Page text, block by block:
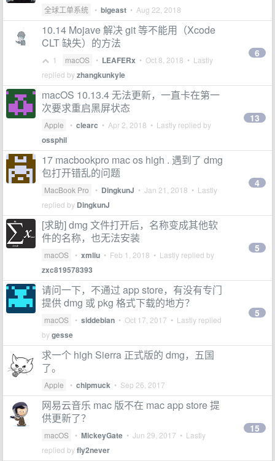
全球工单系统 • bigeast • Aug 22, 2018
10.14 Mojave 解决 git 等不能用（Xcode
CLT 缺失）的方法
1 macOS • LEAFERx • Oct 8, 2018 • Lastly
replied byzhangkunkyle
6
macOS 10.13.4 无法更新，一直卡在第一
次要求重启黑屏状态
Apple • clearc • Apr 2, 2018 • Lastly replied by
ossphil
13
17 macbookpro mac os high . 遇到了 dmg
包打开错乱的问题
MacBook Pro • DingkunJ • Jan 21, 2018 • Lastly
replied by DingkunJ
4
[求助] dmg 文件打开后，名称变成其他软
件的名称，也无法安装
macOS • xmliu • Feb 1, 2018 • Lastly replied by
zxc819578393
5
请问一下，不通过 app store，有没有专门
提供 dmg 或 pkg 格式下载的地方？
macOS • siddebian • Oct 17, 2017 • Lastly replied
bygesse
5
求一个 high Sierra 正式版的 dmg，五国
了。
Apple • chipmuck • Sep 26, 2017
网易云音乐 mac 版不在 mac app store 提
供更新了？
macOS • MickeyGate • Jun 29, 2017 • Lastly
replied byfly2never
15